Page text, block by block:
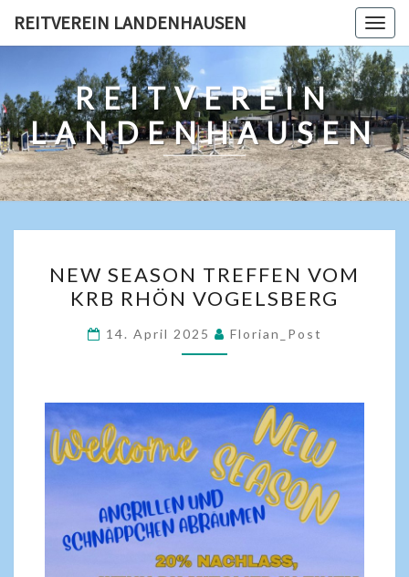
REITVEREIN LANDENHAUSEN
REITVEREIN
LANDENHAUSEN
NEW SEASON TREFFEN VOM
KRB RHÖN VOGELSBERG
14. April 2025 Florian_Post